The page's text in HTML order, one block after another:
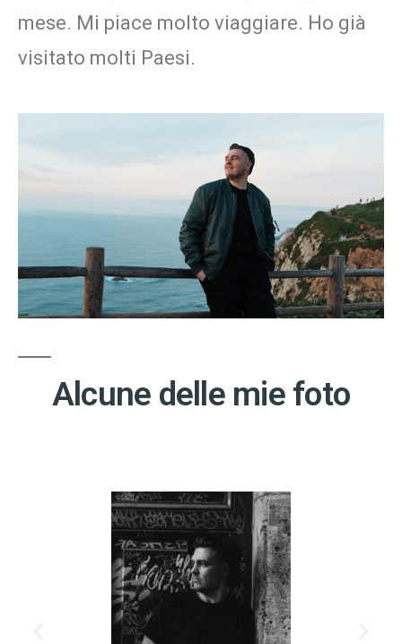
mese. Mi piace molto viaggiare. Ho già
visitato molti Paesi.
Alcune delle mie foto